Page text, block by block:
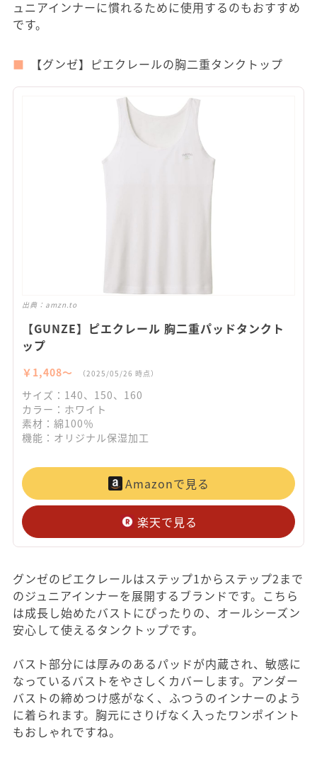
ュニアインナーに慣れるために使用するのもおすすめ
です。
【グンゼ】ピエクレールの胸二重タンクトップ
出典： amzn.to
【GUNZE】ピエクレール 胸二重パッドタンクト
ップ
￥1,408〜 （2025/05/26 時点）
サイズ：140、150、160
カラー：ホワイト
素材：綿100％
機能：オリジナル保湿加工
Amazonで見る
楽天で見る
グンゼのピエクレールはステップ1からステップ2まで
のジュニアインナーを展開するブランドです。こちら
は成長し始めたバストにぴったりの、オールシーズン
安心して使えるタンクトップです。
バスト部分には厚みのあるパッドが内蔵され、敏感に
なっているバストをやさしくカバーします。アンダー
バストの締めつけ感がなく、ふつうのインナーのよう
に着られます。胸元にさりげなく入ったワンポイント
もおしゃれですね。